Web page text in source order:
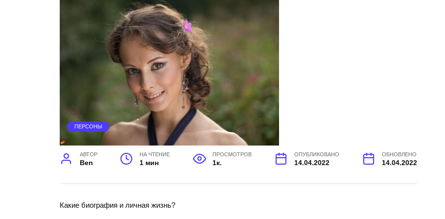
ПЕРСОНЫ
АВТОР
Ben
НА ЧТЕНИЕ
1 мин
ПРОСМОТРОВ
1к.
ОПУБЛИКОВАНО
14.04.2022
ОБНОВЛЕНО
14.04.2022
Какие биография и личная жизнь?